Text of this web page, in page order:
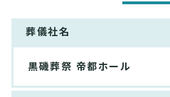
葬儀社名
黒磯葬祭 帝都ホール